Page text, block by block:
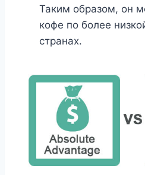
Таким образом, он
кофе по более
странах.